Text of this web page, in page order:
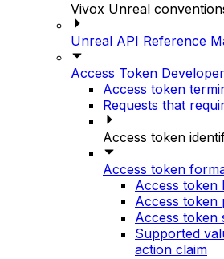
Vivox Unreal
Unreal API Reference
Access Token
Access token
Requests that
Access token
Access token
Access token
Access token
Access token
Supported
action claim